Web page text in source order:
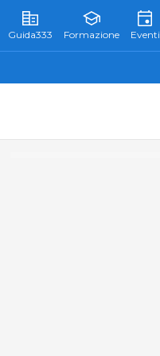
Guida333 Formazione Eventi